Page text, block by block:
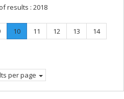
results : 2018
Page
10.
Current
Page
11 Page
12 Page
13 Page
14
per page